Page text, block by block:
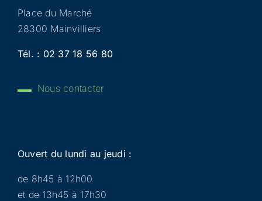
Place du Marché
28300 Mainvilliers
Tél. : 02 37 18 56 80
Nous contacter
Ouvert du lundi au jeudi :
de 8h45 à 12h00
et de 13h45 à 17h30